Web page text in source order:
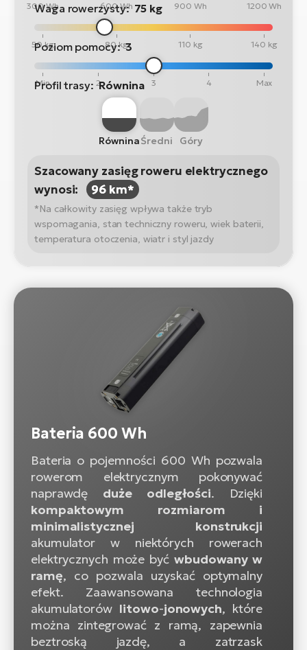
300 Wh 600 Wh 900 Wh 1200 Wh
Waga rowerzysty: 75 kg
50 kg 80 kg 110 kg 140 kg
Poziom pomocy: 3
Min 2 3 4 Max
Profil trasy: Równina
RówninaŚredni Góry
Szacowany zasięg roweru elektrycznego
wynosi:
96 km*
*Na całkowity zasięg wpływa także tryb
wspomagania, stan techniczny roweru, wiek baterii,
temperatura otoczenia, wiatr i styl jazdy
Bateria 600 Wh
Bateria o pojemności 600 Wh pozwala
rowerom elektrycznym pokonywać
naprawdę duże odległości. Dzięki
kompaktowym rozmiarom i
minimalistycznej konstrukcji
akumulator w niektórych rowerach
elektrycznych może być wbudowany w
ramę, co pozwala uzyskać optymalny
efekt. Zaawansowana technologia
akumulatorów litowo-jonowych, które
można zintegrować z ramą, zapewnia
beztroską jazdę, a zatrzask